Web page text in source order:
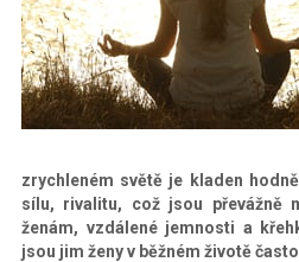
zrychleném světě je kladen
sílu, rivalitu, což jsou převážně
ženám, vzdálené jemnosti a
jsou jim ženy v běžném životě